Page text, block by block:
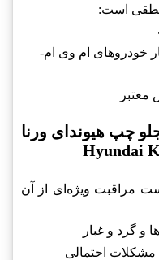
است:
خودروهای ام وی ام-
چپ هیوندای ورنا
Hyundai
مراقبت ویژه‌ای از آن
و گرد و غبار
احتمالی